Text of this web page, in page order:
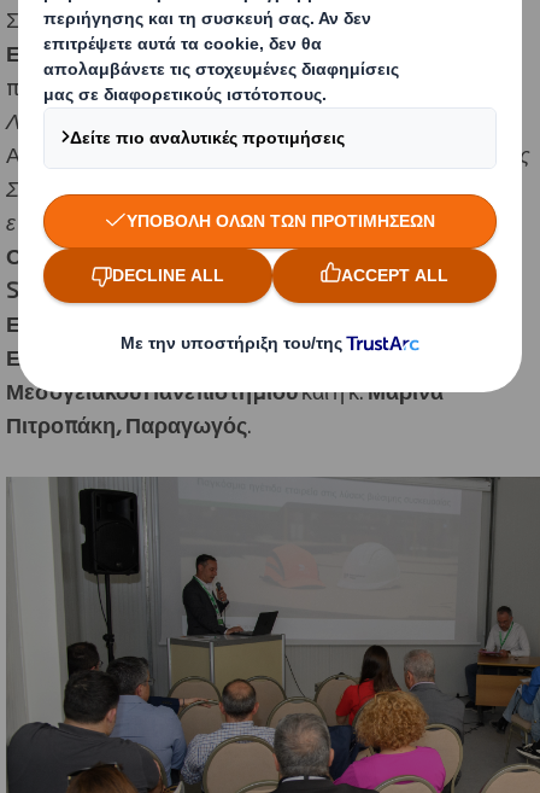
Στο πλαίσιο της ενέργειας, οκ. Ορέστης Ματανάκης,
Εμπορικός Διευθυντής της DS Smith Hellas
πραγματοποίησε παρουσίαση με θέμα«Καινοτόμες
Λύσεις για τη Μετάβαση σε μια Κυκλική Βιοοικονομία ».
Ακολούθησε συζήτηση με θέμα:«Έξυπνες και Βιώσιμες
Συσκευασίες Τροφίμων: Η Καινοτομία συναντά την
επιχειρηματικότητα», στην οποία συμμετείχαν ο κ.
Ορέστης Ματανάκης, Εμπορικός Διευθυντής DS
Smith Hellas,ο κ. Κωνσταντίνος Βασσάκης,
Επίκουρος Καθηγητής, Τμήμα Διοικητικής
Επιστήμης και Τεχνολογίας, Ελληνικού
Μεσογειακού Πανεπιστημίουκαι η κ.Μαρίνα
Πιτροπάκη, Παραγωγός.